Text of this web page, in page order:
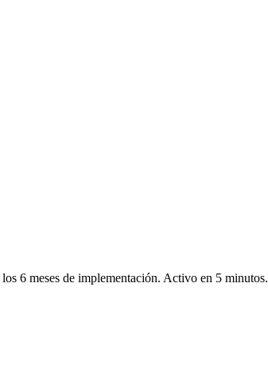
6 meses de implementación. Activo en 5 minutos.